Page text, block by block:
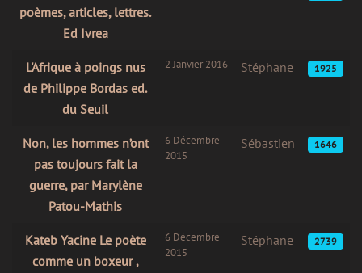
poèmes, articles, lettres.
Ed Ivrea
L'Afrique à poings nus
de Philippe Bordas ed.
du Seuil
2 Janvier 2016 Stéphane 1925
Non, les hommes n’ont
pas toujours fait la
guerre, par Marylène
Patou-Mathis
6 Décembre
2015
Sébastien 1646
Kateb Yacine Le poète
comme un boxeur ,
6 Décembre
2015
Stéphane 2739